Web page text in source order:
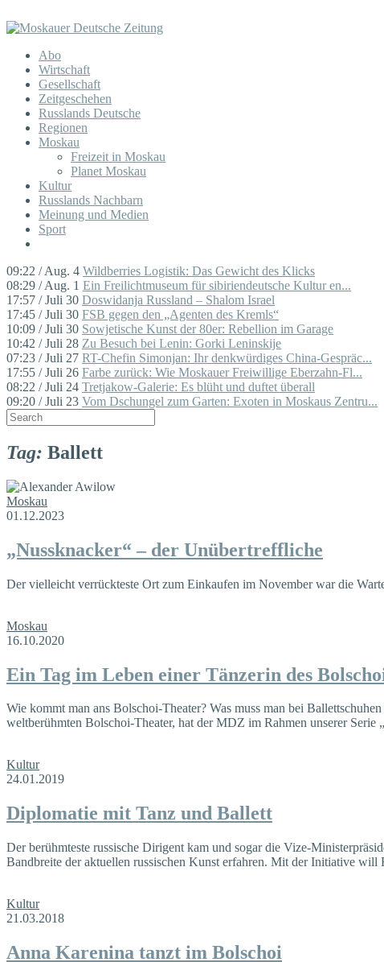
Abo
Wirtschaft
Gesellschaft
Zeitgeschehen
Russlands Deutsche
Regionen
Moskau
Freizeit in Moskau
Planet Moskau
Kultur
Russlands Nachbarn
Meinung und Medien
Sport
09:22 / Aug. 4 Wildberries Logistik: Das Gewicht des Klicks
08:29 / Aug. 1 Ein Freilichtmuseum für sibiriendeutsche Kultur en...
17:57 / Juli 30 Doswidanja Russland – Shalom Israel
17:45 / Juli 30 FSB gegen den „Agenten des Kremls“
10:09 / Juli 30 Sowjetische Kunst der 80er: Rebellion im Garage
10:42 / Juli 28 Zu Besuch bei Lenin: Gorki Leninskije
07:23 / Juli 27 RT-Chefin Simonjan: Ihr denkwürdiges China-Gespräc...
17:55 / Juli 26 Farbe zurück: Wie Moskauer Freiwillige Eberzahn-Fl...
08:22 / Juli 24 Tretjakow-Galerie: Es blüht und duftet überall
09:20 / Juli 23 Vom Dschungel zum Garten: Exoten in Moskaus Zentru...
Tag: Ballett
Moskau
01.12.2023
„Nussknacker“ – der Unübertreffliche
Der vielleicht verrückteste Ort zum Einkaufen im November war die
Moskau
16.10.2020
Ein Tag im Leben einer Tänzerin des
Wie kommt man ans Bolschoi-Theater? Was muss man bei
weltberühmten Bolschoi-Theater, hat der MDZ im Rahmen unserer
Kultur
24.01.2019
Diplomatie mit Tanz und Ballett
Der berühmteste russische Dirigent kam und sogar die Vize-
Bandbreite der aktuellen russischen Kunst erfahren. Mit der Initiative will
Kultur
21.03.2018
Anna Karenina tanzt im Bolschoi